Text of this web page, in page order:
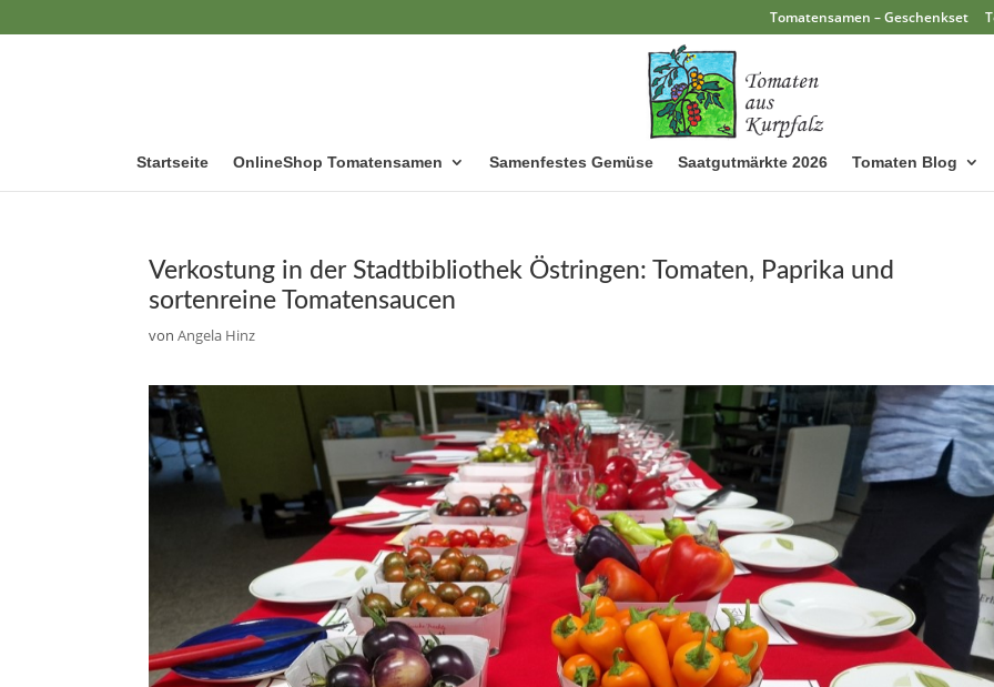
Tomatensamen – Geschenkset
Startseite OnlineShop Tomatensamen Samenfestes Gemüse Saatgutmärkte 2026 Tomaten Blog
Verkostung in der Stadtbibliothek Östringen: Tomaten, Paprika und
sortenreine Tomatensaucen
vonAngela Hinz